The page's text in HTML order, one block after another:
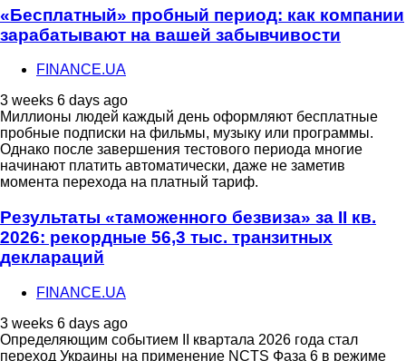
«Бесплатный» пробный период: как компании
зарабатывают на вашей забывчивости
FINANCE.UA
3 weeks 6 days ago
Миллионы людей каждый день оформляют бесплатные
пробные подписки на фильмы, музыку или программы.
Однако после завершения тестового периода многие
начинают платить автоматически, даже не заметив
момента перехода на платный тариф.
Результаты «таможенного безвиза» за II кв.
2026: рекордные 56,3 тыс. транзитных
деклараций
FINANCE.UA
3 weeks 6 days ago
Определяющим событием II квартала 2026 года стал
переход Украины на применение NCTS Фаза 6 в режиме